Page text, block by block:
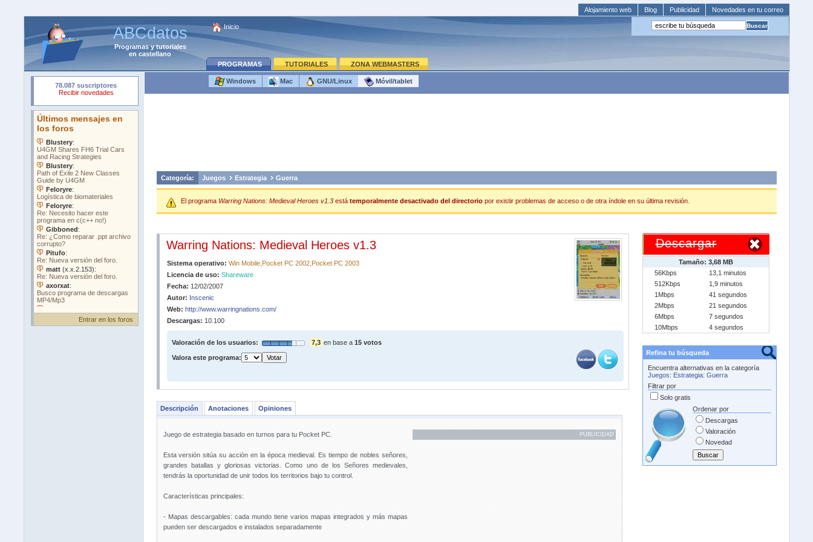
Alojamiento web Blog Publicidad Novedades en tu correo
ABCdatos
Programasytutoriales
en castellano
Inicio
PROGRAMAS TUTORIALES ZONA WEBMASTERS
Entrar en los foros
Windows Mac GNU/Linux Móvil/tablet
Categoría: Juegos Estrategia Guerra
El programa Warring Nations: Medieval Heroes v1.3está temporalmente desactivado del directoriopor existir problemas de acceso o de otra índole en su última revisión.
Warring Nations: Medieval Heroes v1.3
Sistema operativo: Win Mobile,Pocket PC 2002,Pocket PC 2003
Licencia de uso: Shareware
Fecha: 12/02/2007
Autor: Inscenic
Web: http://www.warringnations.com/
Descargas: 10.100
Valoración de los usuarios: 7,3 en base a 15 votos
Valora este programa:
Descripción Anotaciones Opiniones
PUBLICIDAD
Juego de estrategia basado en turnos para tu Pocket PC.
Esta versión sitúa su acción en la época medieval. Es tiempo de nobles señores,
grandes batallas y gloriosas victorias. Como uno de los Señores medievales,
tendrás la oportunidad de unir todos los territorios bajo tu control.
Características principales:
- Mapas descargables: cada mundo tiene varios mapas integrados y más mapas
pueden ser descargados e instalados separadamente
Descargar
Tamaño: 3,68 MB
56Kbps
13,1 minutos
512Kbps
1,9 minutos
1Mbps
41 segundos
2Mbps
21 segundos
6Mbps
7 segundos
10Mbps
4 segundos
Refina tu búsqueda
Encuentra alternativas en la categoría
Juegos: Estrategia: Guerra
Filtrar por
Solo gratis
Ordenar por
Descargas
Valoración
Novedad